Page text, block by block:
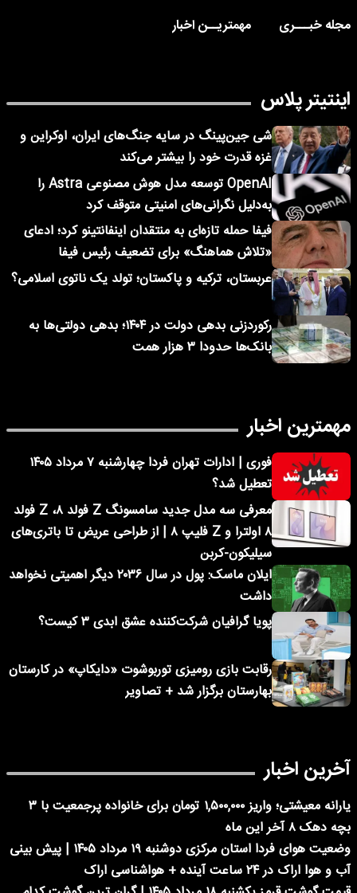
مجله خبـــری
مهمتریــن اخبار
اینتیتر پلاس
شی جین‌پینگ در سایه جنگ‌های ایران، اوکراین و
غزه قدرت خود را بیشتر می‌کند
OpenAI توسعه مدل هوش مصنوعی Astra را
به‌دلیل نگرانی‌های امنیتی متوقف کرد
فیفا حمله تازه‌ای به منتقدان اینفانتینو کرد؛ ادعای
«تلاش هماهنگ» برای تضعیف رئیس فیفا
عربستان، ترکیه و پاکستان؛ تولد یک ناتوی اسلامی؟
رکوردزنی بدهی دولت در ۱۴۰۴؛ بدهی دولتی‌ها به
بانک‌ها حدودا ۳ هزار همت
مهمترین اخبار
فوری | ادارات تهران فردا چهارشنبه ۷ مرداد ۱۴۰۵
تعطیل شد؟
معرفی سه مدل جدید سامسونگ Z فولد ۸، Z فولد
۸ اولترا و Z فلیپ ۸ | از طراحی عریض تا باتری‌های
سیلیکون-کربن
ایلان ماسک: پول در سال ۲۰۳۶ دیگر اهمیتی نخواهد
داشت
پویا گرافیان شرکت‌کننده عشق ابدی ۳ کیست؟
رقابت بازی رومیزی توربوشوت «دایکاپ» در کارستان
بهارستان برگزار شد + تصاویر
آخرین اخبار
یارانه معیشتی؛ واریز ۱,۵۰۰,۰۰۰ تومان برای خانواده پرجمعیت با ۳
بچه دهک ۸ آخر این ماه
وضعیت هوای فردا استان مرکزی دوشنبه ۱۹ مرداد ۱۴۰۵ | پیش بینی
آب و هوا اراک در ۲۴ ساعت آینده + هواشناسی اراک